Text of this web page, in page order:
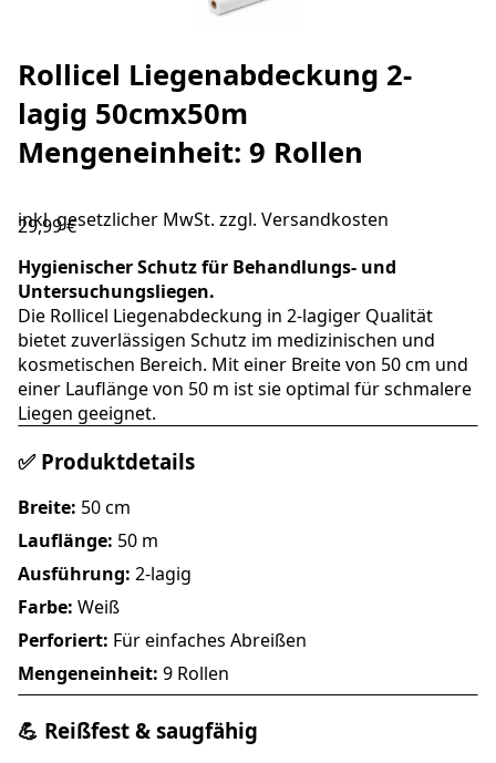
Rollicel Liegenabdeckung 2-
lagig 50cmx50m
Mengeneinheit: 9 Rollen
inkl. gesetzlicher MwSt. zzgl. Versandkosten
29,99 €
Hygienischer Schutz für Behandlungs- und
Untersuchungsliegen.
Die Rollicel Liegenabdeckung in 2-lagiger Qualität
bietet zuverlässigen Schutz im medizinischen und
kosmetischen Bereich. Mit einer Breite von 50 cm und
einer Lauflänge von 50 m ist sie optimal für schmalere
Liegen geeignet.
✅ Produktdetails
Breite: 50 cm
Lauflänge: 50 m
Ausführung: 2-lagig
Farbe: Weiß
Perforiert: Für einfaches Abreißen
Mengeneinheit: 9 Rollen
💪 Reißfest & saugfähig